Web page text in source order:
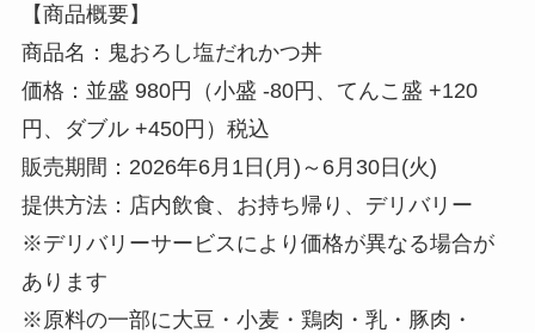
【商品概要】
商品名：鬼おろし塩だれかつ丼
価格：並盛 980円（小盛 -80円、てんこ盛 +120
円、ダブル +450円）税込
販売期間：2026年6月1日(月)～6月30日(火)
提供方法：店内飲食、お持ち帰り、デリバリー
※デリバリーサービスにより価格が異なる場合が
あります
※原料の一部に大豆・小麦・鶏肉・乳・豚肉・